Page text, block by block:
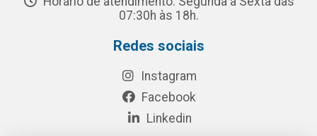
07:30h às 18h.
Redes sociais
Instagram
Facebook
Linkedin